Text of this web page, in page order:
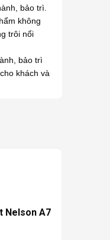
bảo trì.
không
trôi nổi
bảo trì
khách và
Nelson A7